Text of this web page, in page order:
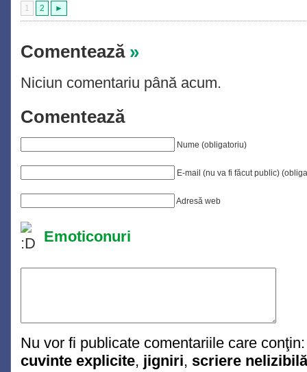
1 2 ►
Comentează »
Niciun comentariu până acum.
Comentează
Nume (obligatoriu)
E-mail (nu va fi făcut public)
Adresă web
Emoticonuri
Nu vor fi publicate comentariile care conţin:
cuvinte explicite, jigniri, scriere nelizibilă